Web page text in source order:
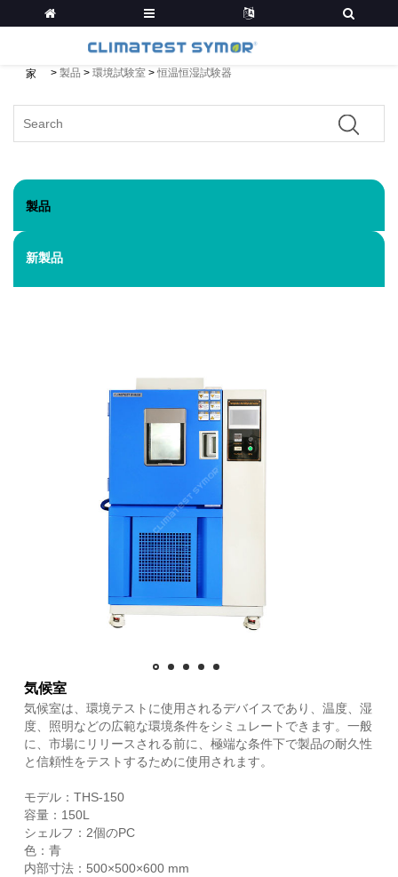
家 > 製品 > 環境試験室 > 恒温恒湿試験器
製品
新製品
気候室
気候室は、環境テストに使用されるデバイスであり、温度、湿
度、照明などの広範な環境条件をシミュレートできます。一般
に、市場にリリースされる前に、極端な条件下で製品の耐久性
と信頼性をテストするために使用されます。
モデル：THS-150
容量：150L
シェルフ：2個のPC
色：青
内部寸法：500×500×600 mm